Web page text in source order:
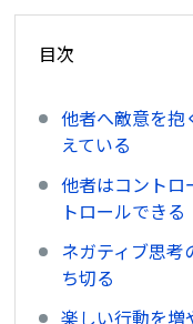
目次
他者へ敵意を抱
えている
他者はコントロ
トロールできる
ネガティブ思考
ち切る
楽しい行動を増